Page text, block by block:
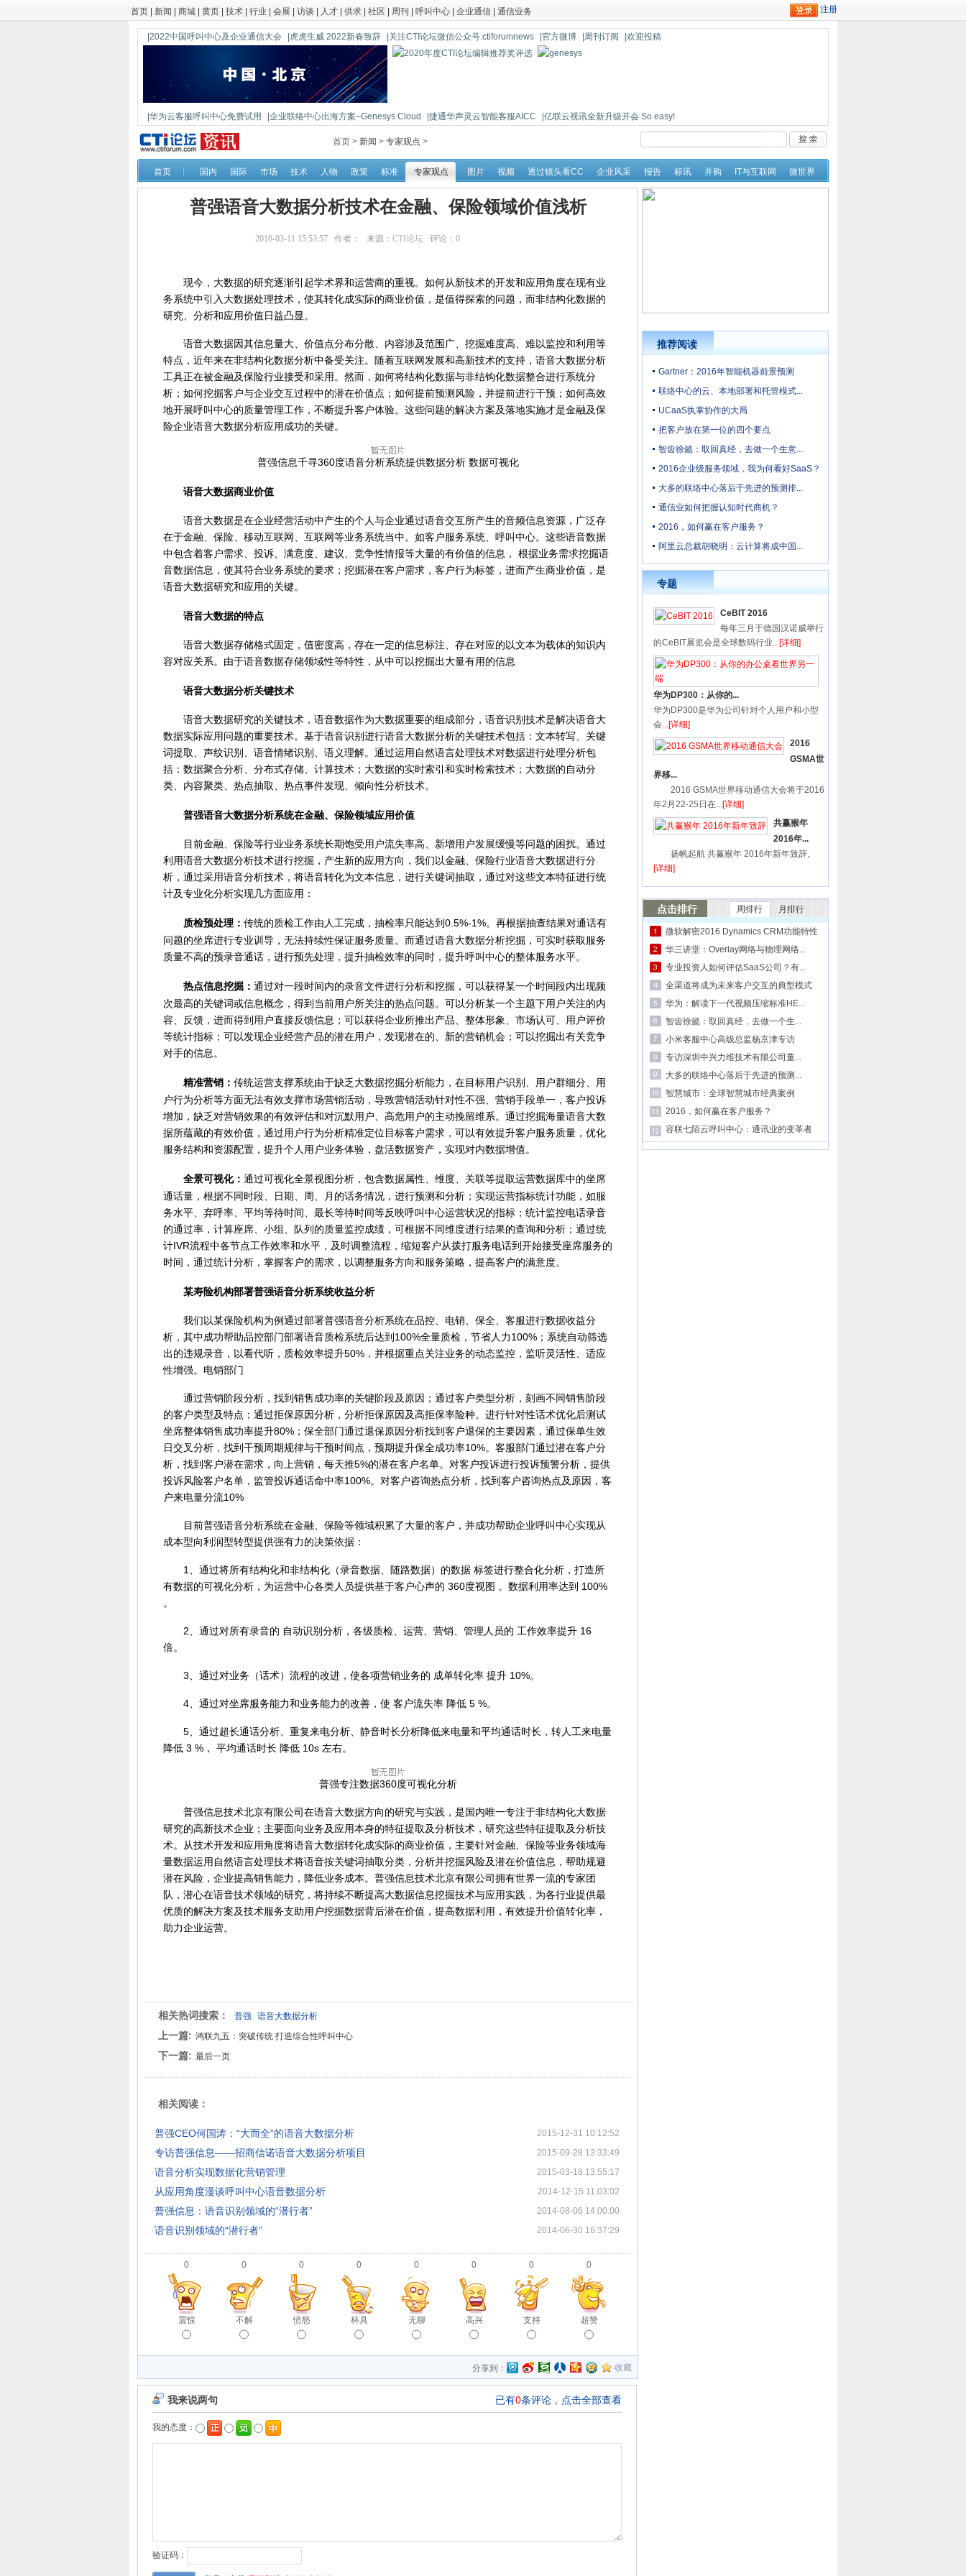
首页 新闻 商城 黄页 技术 行业 会展 访谈 人才 供求 社区 周刊 呼叫中心 企业通信 通信业务
|2022中国呼叫中心及企业通信大会 |虎虎生威 2022新春致辞 |关注CTI论坛微信公众号:ctiforumnews |官方微博 |周刊订阅 |欢迎投稿
|华为云客服呼叫中心免费试用 |企业联络中心出海方案–Genesys Cloud |捷通华声灵云智能客服AICC
|亿联云视讯全新升级开会 So easy!
|鼎信通达新一代语音网关DAG1000-4S
首页 > 新闻 > 专家观点 >
首页 国内 国际 市场 技术 人物 政策 标准 专家观点 图片 视频 透过镜头看CC 企业风采 报告 标讯 并购 IT与互联网 微世界
普强语音大数据分析技术在金融、保险领域价值浅析
2016-03-11 15:53:57 作者： 来源： CTI论坛 评论： 0
现今，大数据的研究逐渐引起学术界和运营商的重视。如何从新技术的开发和应用角度在现有业
务系统中引入大数据处理技术，使其转化成实际的商业价值，是值得探索的问题，而非结构化数据的
研究、分析和应用价值日益凸显。
语音大数据因其信息量大、价值点分布分散、内容涉及范围广、挖掘难度高、难以监控和利用等
特点，近年来在非结构化数据分析中备受关注。随着互联网发展和高新技术的支持，语音大数据分析
工具正在被金融及保险行业接受和采用。然而，如何将结构化数据与非结钩化数据整合进行系统分
析；如何挖掘客户与企业交互过程中的潜在价值点；如何提前预测风险，并提前进行干预；如何高效
地开展呼叫中心的质量管理工作，不断提升客户体验。这些问题的解决方案及落地实施才是金融及保
险企业语音大数据分析应用成功的关键。
普强信息千寻360度语音分析系统提供数据分析 数据可视化
语音大数据商业价值
语音大数据是在企业经营活动中产生的个人与企业通过语音交互所产生的音频信息资源，广泛存
在于金融、保险、移动互联网、互联网等业务系统当中。如客户服务系统、呼叫中心。这些语音数据
中包含着客户需求、投诉、满意度、建议、竞争性情报等大量的有价值的信息， 根据业务需求挖掘语
音数据信息，使其符合业务系统的要求；挖掘潜在客户需求，客户行为标签，进而产生商业价值，是
语音大数据研究和应用的关键。
语音大数据的特点
语音大数据存储格式固定，值密度高，存在一定的信息标注、存在对应的以文本为载体的知识内
容对应关系。由于语音数据存储领域性等特性，从中可以挖掘出大量有用的信息
语音大数据分析关键技术
语音大数据研究的关键技术，语音数据作为大数据重要的组成部分，语音识别技术是解决语音大
数据实际应用问题的重要技术。基于语音识别进行语音大数据分析的关键技术包括：文本转写、关键
词提取、声纹识别、语音情绪识别、语义理解。通过运用自然语言处理技术对数据进行处理分析包
括：数据聚合分析、分布式存储、计算技术；大数据的实时索引和实时检索技术；大数据的自动分
类、内容聚类、热点抽取、热点事件发现、倾向性分析技术。
普强语音大数据分析系统在金融、保险领域应用价值
目前金融、保险等行业业务系统长期饱受用户流失率高、新增用户发展缓慢等问题的困扰。通过
利用语音大数据分析技术进行挖掘，产生新的应用方向，我们以金融、保险行业语音大数据进行分
析，通过采用语音分析技术，将语音转化为文本信息，进行关键词抽取，通过对这些文本特征进行统
计及专业化分析实现几方面应用：
质检预处理： 传统的质检工作由人工完成，抽检率只能达到0.5%-1%。再根据抽查结果对通话有
问题的坐席进行专业训导，无法持续性保证服务质量。而通过语音大数据分析挖掘，可实时获取服务
质量不高的预录音通话，进行预先处理，提升抽检效率的同时，提升呼叫中心的整体服务水平。
热点信息挖掘： 通过对一段时间内的录音文件进行分析和挖掘，可以获得某一个时间段内出现频
次最高的关键词或信息概念，得到当前用户所关注的热点问题。可以分析某一个主题下用户关注的内
容、反馈，进而得到用户直接反馈信息；可以获得企业所推出产品、整体形象、市场认可、用户评价
等统计指标；可以发现企业经营产品的潜在用户，发现潜在的、新的营销机会；可以挖掘出有关竞争
对手的信息。
精准营销： 传统运营支撑系统由于缺乏大数据挖掘分析能力，在目标用户识别、用户群细分、用
户行为分析等方面无法有效支撑市场营销活动，导致营销活动针对性不强、营销手段单一，客户投诉
增加，缺乏对营销效果的有效评估和对沉默用户、高危用户的主动挽留维系。通过挖掘海量语音大数
据所蕴藏的有效价值，通过用户行为分析精准定位目标客户需求，可以有效提升客户服务质量，优化
服务结构和资源配置，提升个人用户业务体验，盘活数据资产，实现对内数据增值。
全景可视化： 通过可视化全景视图分析，包含数据属性、维度、关联等提取运营数据库中的坐席
通话量，根据不同时段、日期、周、月的话务情况，进行预测和分析；实现运营指标统计功能，如服
务水平、弃呼率、平均等待时间、最长等待时间等反映呼叫中心运营状况的指标；统计监控电话录音
的通过率，计算座席、小组、队列的质量监控成绩，可根据不同维度进行结果的查询和分析；通过统
计IVR流程中各节点工作效率和水平，及时调整流程，缩短客户从拨打服务电话到开始接受座席服务的
时间，通过统计分析，掌握客户的需求，以调整服务方向和服务策略，提高客户的满意度。
某寿险机构部署普强语音分析系统收益分析
我们以某保险机构为例通过部署普强语音分析系统在品控、电销、保全、客服进行数据收益分
析，其中成功帮助品控部门部署语音质检系统后达到100%全量质检，节省人力100%；系统自动筛选
出的违规录音，以看代听，质检效率提升50%，并根据重点关注业务的动态监控，监听灵活性、适应
性增强。电销部门
通过营销阶段分析，找到销售成功率的关键阶段及原因；通过客户类型分析，刻画不同销售阶段
的客户类型及特点；通过拒保原因分析，分析拒保原因及高拒保率险种。进行针对性话术优化后测试
坐席整体销售成功率提升80%；保全部门通过退保原因分析找到客户退保的主要因素，通过保单生效
日交叉分析，找到干预周期规律与干预时间点，预期提升保全成功率10%。客服部门通过潜在客户分
析，找到客户潜在需求，向上营销，每天推5%的潜在客户名单。对客户投诉进行投诉预警分析，提供
投诉风险客户名单，监管投诉通话命中率100%。对客户咨询热点分析，找到客户咨询热点及原因，客
户来电量分流10%
目前普强语音分析系统在金融、保险等领域积累了大量的客户，并成功帮助企业呼叫中心实现从
成本型向利润型转型提供强有力的决策依据：
1、通过将所有结构化和非结构化（录音数据、随路数据）的数据 标签进行整合化分析，打造所
有数据的可视化分析，为运营中心各类人员提供基于客户心声的 360度视图 。数据利用率达到 100%
。
2、通过对所有录音的 自动识别分析，各级质检、运营、营销、管理人员的 工作效率提升 16
倍。
3、通过对业务（话术）流程的改进，使各项营销业务的 成单转化率 提升 10%。
4、通过对坐席服务能力和业务能力的改善，使 客户流失率 降低 5 %。
5、通过超长通话分析、重复来电分析、静音时长分析降低来电量和平均通话时长，转人工来电量
降低 3 %， 平均通话时长 降低 10s 左右。
普强专注数据360度可视化分析
普强信息技术北京有限公司在语音大数据方向的研究与实践，是国内唯一专注于非结构化大数据
研究的高新技术企业；主要面向业务及应用本身的特征提取及分析技术，研究这些特征提取及分析技
术。从技术开发和应用角度将语音大数据转化成实际的商业价值，主要针对金融、保险等业务领域海
量数据运用自然语言处理技术将语音按关键词抽取分类，分析并挖掘风险及潜在价值信息，帮助规避
潜在风险，企业提高销售能力，降低业务成本。普强信息技术北京有限公司拥有世界一流的专家团
队，潜心在语音技术领域的研究，将持续不断提高大数据信息挖掘技术与应用实践，为各行业提供最
优质的解决方案及技术服务支助用户挖掘数据背后潜在价值，提高数据利用，有效提升价值转化率，
助力企业运营。
相关热词搜索： 普强 语音大数据分析
上一篇: 鸿联九五：突破传统 打造综合性呼叫中心
下一篇: 最后一页
相关阅读：
·普强CEO何国涛：“大而全”的语音大数据分析 2015-12-31 10:12:52
·专访普强信息——招商信诺语音大数据分析项目 2015-09-28 13:33:49
·语音分析实现数据化营销管理 2015-03-18 13:55:17
· 从应用角度漫谈呼叫中心语音数据分析 2014-12-15 11:03:02
·普强信息：语音识别领域的“潜行者” 2014-08-06 14:00:00
·语音识别领域的“潜行者” 2014-06-30 16:37:29
0
震惊
0
不解
0
愤怒
0
杯具
0
无聊
0
高兴
0
支持
0
超赞
分享到： 收藏
推荐阅读
Gartner：2016年智能机器前景预测
联络中心的云、本地部署和托管模式...
UCaaS执掌协作的大局
把客户放在第一位的四个要点
智齿徐懿：取回真经，去做一个生意...
2016企业级服务领域，我为何看好SaaS？
大多的联络中心落后于先进的预测排...
通信业如何把握认知时代商机？
2016，如何赢在客户服务？
阿里云总裁胡晓明：云计算将成中国...
专题
CeBIT 2016
每年三月于德国汉诺威举行
的CeBIT展览会是全球数码行业...[详细]
华为DP300：从你的...
华为DP300是华为公司针对个人用户和小型
会...[详细]
2016
GSMA世
界移...
2016 GSMA世界移动通信大会将于2016
年2月22-25日在...[详细]
共赢猴年
2016年...
扬帆起航 共赢猴年 2016年新年致辞。
[详细]
点击排行 周排行 月排行
微软解密2016 Dynamics CRM功能特性
华三讲堂：Overlay网络与物理网络...
专业投资人如何评估SaaS公司？有...
全渠道将成为未来客户交互的典型模式
华为：解读下一代视频压缩标准HE...
智齿徐懿：取回真经，去做一个生...
小米客服中心高级总监杨京津专访
专访深圳中兴力维技术有限公司董...
大多的联络中心落后于先进的预测...
智慧城市：全球智慧城市经典案例
2016，如何赢在客户服务？
容联七陌云呼叫中心：通讯业的变革者